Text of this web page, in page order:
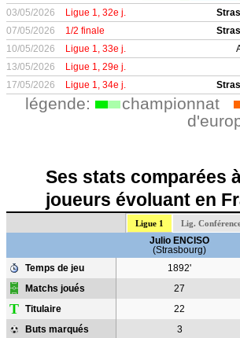
03/05/2026 Ligue 1, 32e j.
07/05/2026
1/2 finale
10/05/2026
Ligue 1, 33e j.
13/05/2026
Ligue 1, 29e j.
17/05/2026
Ligue 1, 34e j.
légende: championnat
Ses stats comparées
joueurs évoluant en
Ligue 1 Lig.
Julio ENCISO
(Strasbourg)
Temps de jeu
1892'
Matchs joués 27
T Titulaire 22
Buts marqués 3